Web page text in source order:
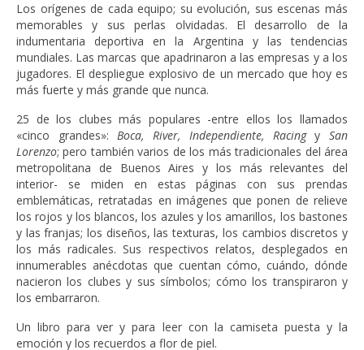
Los orígenes de cada equipo; su evolución, sus escenas más
memorables y sus perlas olvidadas. El desarrollo de la
indumentaria deportiva en la Argentina y las tendencias
mundiales. Las marcas que apadrinaron a las empresas y a los
jugadores. El despliegue explosivo de un mercado que hoy es
más fuerte y más grande que nunca.
25 de los clubes más populares -entre ellos los llamados
«cinco grandes»:Boca, River, Independiente, Racingy San
Lorenzo; pero también varios de los más tradicionales del área
metropolitana de Buenos Aires y los más relevantes del
interior- se miden en estas páginas con sus prendas
emblemáticas, retratadas en imágenes que ponen de relieve
los rojos y los blancos, los azules y los amarillos, los bastones
y las franjas; los diseños, las texturas, los cambios discretos y
los más radicales. Sus respectivos relatos, desplegados en
innumerables anécdotas que cuentan cómo, cuándo, dónde
nacieron los clubes y sus símbolos; cómo los transpiraron y
los embarraron.
Un libro para ver y para leer con la camiseta puesta y la
emoción y los recuerdos a flor de piel.